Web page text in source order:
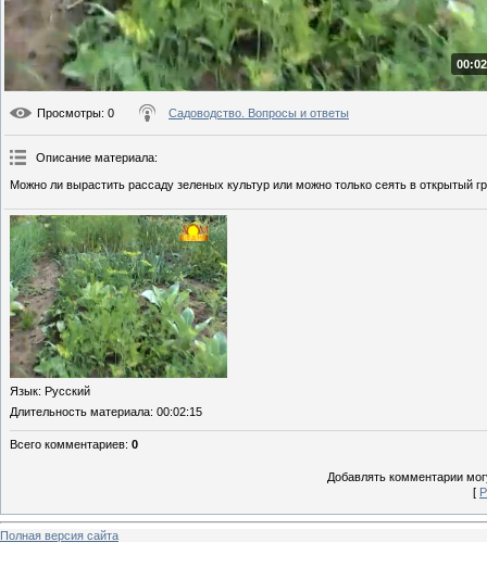
Просмотры: 0 Садоводство. Вопросы и ответы
Описание материала:
Можно ли вырастить рассаду зеленых культур или можно только сеять в открытый
Язык: Русский
Длительность материала: 00:02:15
Всего комментариев: 0
Добавлять комментарии
[
Полная версия сайта